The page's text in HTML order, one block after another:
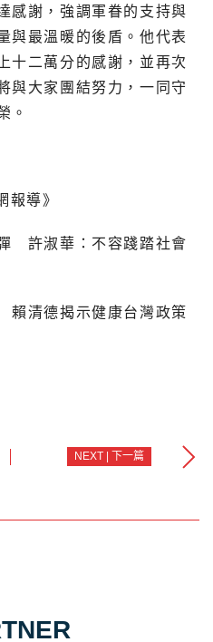
感謝，強調軍眷的支持與
與最溫暖的後盾。他代表
十二萬分的感謝，並再次
與大家團結努力，一同守
。
報導》
許淑華：不容踐踏社會
清德揭示健康台灣政策
NEXT | 下一篇